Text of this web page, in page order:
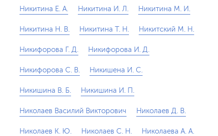
Никитина Е. А. Никитина И. Л. Никитина М. И.
Никитина Н. В. Никитина Т. Н. Никитский М. Н.
Никифорова Г. Д. Никифорова И. Д.
Никифорова С. В. Никишена И. С.
Никишина В. Б. Никишина И. П.
Николаев Василий Викторович Николаев Д. В.
Николаев К. Ю. Николаев С. Н. Николаева А. А.